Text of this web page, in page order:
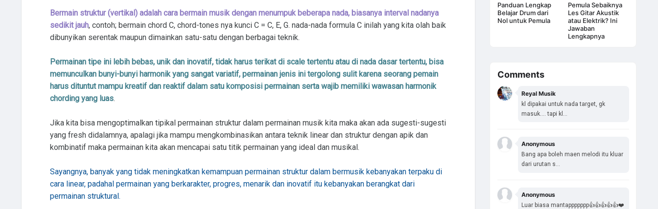
Bermain struktur (vertikal) adalah cara bermain musik dengan menumpuk beberapa nada, biasanya interval nadanya
sedikit jauh, contoh; bermain chord C, chord-tones nya kunci C = C, E, G. nada-nada formula C inilah yang kita olah baik
dibunyikan serentak maupun dimainkan satu-satu dengan berbagai teknik.
Permainan tipe ini lebih bebas, unik dan inovatif, tidak harus terikat di scale tertentu atau di nada dasar tertentu, bisa
memunculkan bunyi-bunyi harmonik yang sangat variatif, permainan jenis ini tergolong sulit karena seorang pemain
harus dituntut mampu kreatif dan reaktif dalam satu komposisi permainan serta wajib memiliki wawasan harmonik
chording yang luas.
Jika kita bisa mengoptimalkan tipikal permainan struktur dalam permainan musik kita maka akan ada sugesti-sugesti
yang fresh didalamnya, apalagi jika mampu mengkombinasikan antara teknik linear dan struktur dengan apik dan
kombinatif maka permainan kita akan mencapai satu titik permainan yang ideal dan musikal.
Sayangnya, banyak yang tidak meningkatkan kemampuan permainan struktur dalam bermusik kebanyakan terpaku di
cara linear, padahal permainan yang berkarakter, progres, menarik dan inovatif itu kebanyakan berangkat dari
permainan struktural.
Panduan Lengkap
Belajar Drum dari
Nol untuk Pemula
Pemula Sebaiknya
Les Gitar Akustik
atau Elektrik? Ini
Jawaban
Lengkapnya
Comments
Reyal Musik
kl dipakai untuk nada target, gk
masuk.... tapi kl...
Anonymous
Bang apa boleh maen melodi itu kluar
dari urutan s...
Anonymous
Luar biasa mantappppppp👍👍👍👍👍❤️